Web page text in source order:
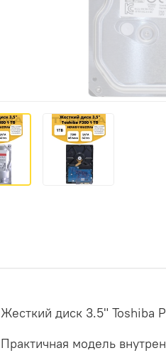
Жесткий диск 3.5" Toshiba
Практичная модель